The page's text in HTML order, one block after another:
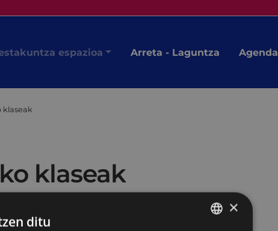
espazioa Arreta - Laguntza Agenda
klaseak
klaseak
×
ditu